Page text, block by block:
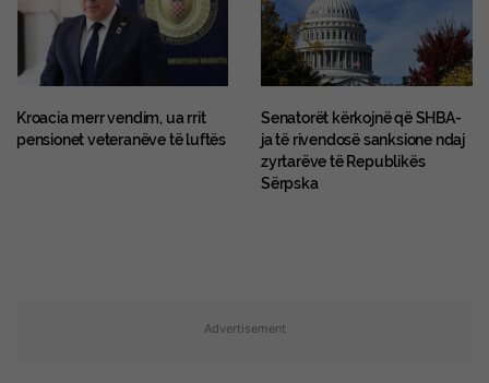
Kroacia merr vendim, ua rrit
pensionet veteranëve të luftës
Senatorët kërkojnë që SHBA-
ja të rivendosë sanksione ndaj
zyrtarëve të Republikës
Sërpska
Advertisement